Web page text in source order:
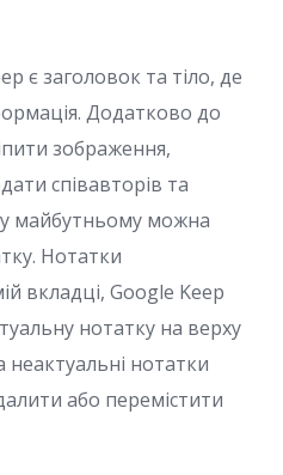
є заголовок та тіло, де
Додатково до
зображення,
співавторів та
майбутньому можна
Нотатки
вкладці, Google Keep
нотатку на верху
неактуальні нотатки
або перемістити